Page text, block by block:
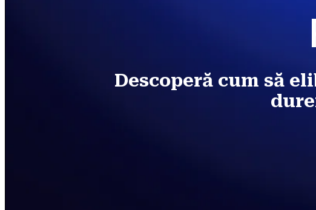
Descoperă cum să